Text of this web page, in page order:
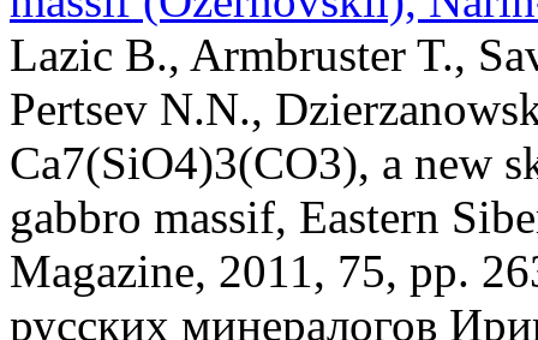
Lazic B., Armbruster T.,
Pertsev N.N.,
Ca7(SiO4)3(CO3), a new
gabbro massif, Eastern
Magazine, 2011, 75, рр.
русских минералогов